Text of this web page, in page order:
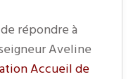
répondre à
Aveline
Accueil de